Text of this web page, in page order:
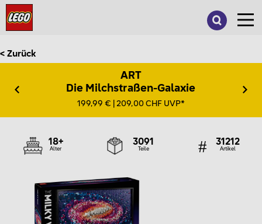
< Zurück
ART
Die Milchstraßen-Galaxie
199,99 € | 209,00 CHF UVP*
18+
Alter
3091
Teile
31212
Artikel